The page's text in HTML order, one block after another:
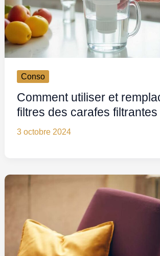
Conso
Comment utiliser et
filtres des carafes filtrantes
3 octobre 2024